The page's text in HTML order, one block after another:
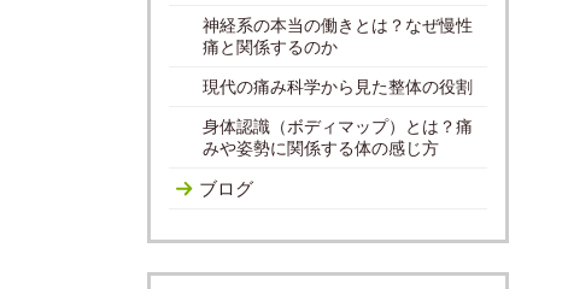
神経系の本当の働きとは？なぜ慢性
痛と関係するのか
現代の痛み科学から見た整体の役割
身体認識（ボディマップ）とは？痛
みや姿勢に関係する体の感じ方
ブログ